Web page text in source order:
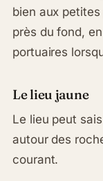
bien aux
près du fond,
portuaires
Le lieu jaune
Le lieu peut
autour des
courant.